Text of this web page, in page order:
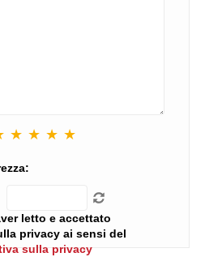
★ ★ ★ ★
letto e accettato
privacy ai sensi del
sulla privacy